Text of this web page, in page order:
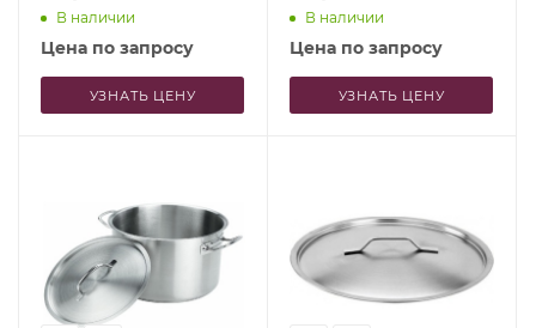
В наличии
Цена по запросу
УЗНАТЬ ЦЕНУ
В наличии
Цена по запросу
УЗНАТЬ ЦЕНУ